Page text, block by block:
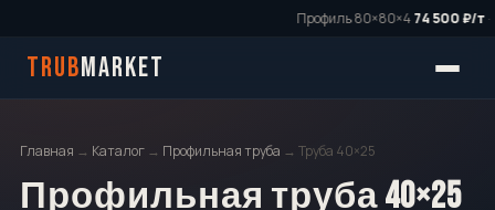
Профиль 80×80×474 500 ₽/т·
TRUBMARKET
Главная → Каталог → Профильная труба → Труба 40×25
Профильная труба 40×25